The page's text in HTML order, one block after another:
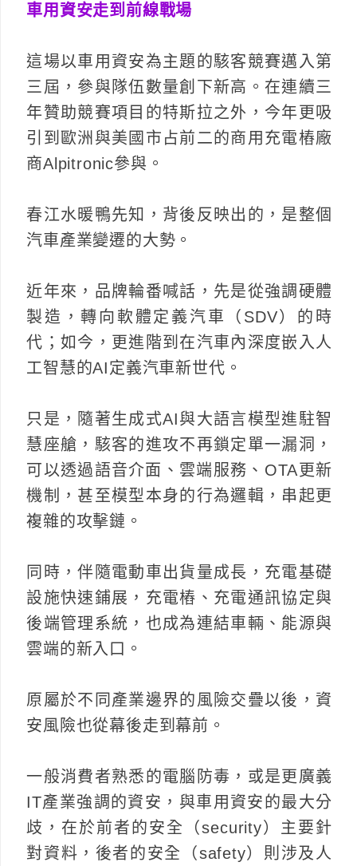
車用資安走到前線戰場
這場以車用資安為主題的駭客競賽邁入第
三屆，參與隊伍數量創下新高。在連續三
年贊助競賽項目的特斯拉之外，今年更吸
引到歐洲與美國市占前二的商用充電樁廠
商Alpitronic參與。
春江水暖鴨先知，背後反映出的，是整個
汽車產業變遷的大勢。
近年來，品牌輪番喊話，先是從強調硬體
製造，轉向軟體定義汽車（SDV）的時
代；如今，更進階到在汽車內深度嵌入人
工智慧的AI定義汽車新世代。
只是，隨著生成式AI與大語言模型進駐智
慧座艙，駭客的進攻不再鎖定單一漏洞，
可以透過語音介面、雲端服務、OTA更新
機制，甚至模型本身的行為邏輯，串起更
複雜的攻擊鏈。
同時，伴隨電動車出貨量成長，充電基礎
設施快速鋪展，充電樁、充電通訊協定與
後端管理系統，也成為連結車輛、能源與
雲端的新入口。
原屬於不同產業邊界的風險交疊以後，資
安風險也從幕後走到幕前。
一般消費者熟悉的電腦防毒，或是更廣義
IT產業強調的資安，與車用資安的最大分
歧，在於前者的安全（security）主要針
對資料，後者的安全（safety）則涉及人